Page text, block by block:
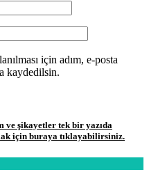
için adım, e-posta
kaydedilsin.
ve şikayetler tek bir yazıda
için buraya tıklayabilirsiniz.